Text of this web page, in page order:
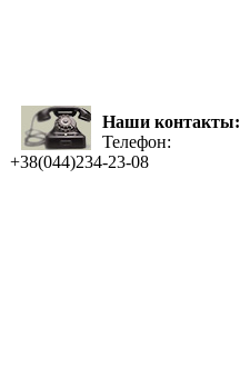
Наши контакты:
Телефон:
+38(044)234-23-08